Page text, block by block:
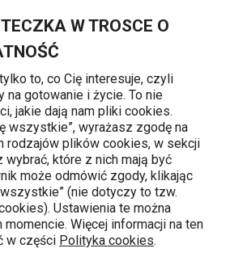
W TROSCE O
to, co Cię interesuje, czyli
na gotowanie i życie. To nie
jakie dają nam pliki cookies.
wszystkie”, wyrażasz zgodę na
rodzajów plików cookies, w sekcji
wybrać, które z nich mają być
może odmówić zgody, klikając
(nie dotyczy to tzw.
Ustawienia te można
Więcej informacji na ten
w części Polityka cookies.
gotowania
i patelni ani rusz! Jeśli chcesz
i oszczędnie w Twoim domu
szybkowaru. Doskonale
sprawę i dlatego nasza ofertach